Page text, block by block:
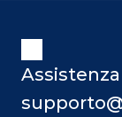
Assistenza